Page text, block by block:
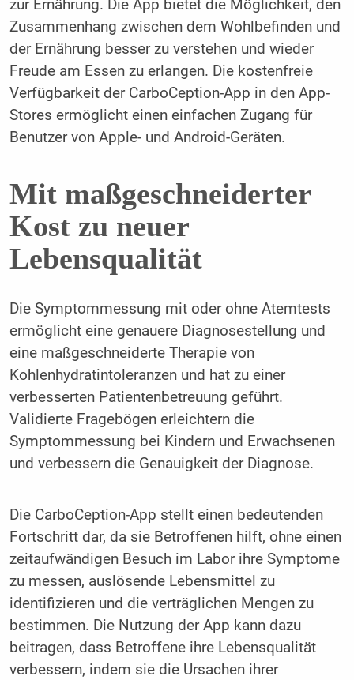
zur Ernährung. Die App bietet die Möglichkeit, den
Zusammenhang zwischen dem Wohlbefinden und
der Ernährung besser zu verstehen und wieder
Freude am Essen zu erlangen. Die kostenfreie
Verfügbarkeit der CarboCeption-App in den App-
Stores ermöglicht einen einfachen Zugang für
Benutzer von Apple- und Android-Geräten.
Mit maßgeschneiderter
Kost zu neuer
Lebensqualität
Die Symptommessung mit oder ohne Atemtests
ermöglicht eine genauere Diagnosestellung und
eine maßgeschneiderte Therapie von
Kohlenhydratintoleranzen und hat zu einer
verbesserten Patientenbetreuung geführt.
Validierte Fragebögen erleichtern die
Symptommessung bei Kindern und Erwachsenen
und verbessern die Genauigkeit der Diagnose.
Die CarboCeption-App stellt einen bedeutenden
Fortschritt dar, da sie Betroffenen hilft, ohne einen
zeitaufwändigen Besuch im Labor ihre Symptome
zu messen, auslösende Lebensmittel zu
identifizieren und die verträglichen Mengen zu
bestimmen. Die Nutzung der App kann dazu
beitragen, dass Betroffene ihre Lebensqualität
verbessern, indem sie die Ursachen ihrer